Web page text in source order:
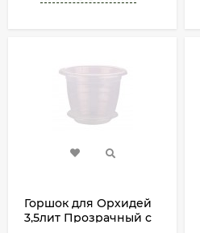
Горшок для Орхидей
3,5лит Прозрачный с